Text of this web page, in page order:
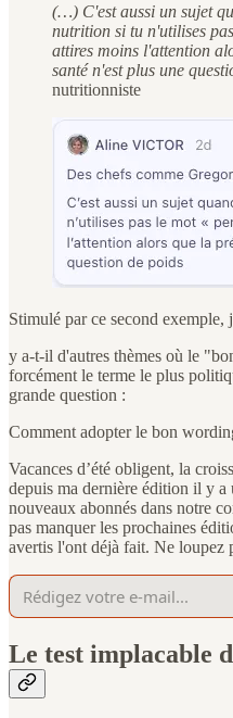
(…) C'est aussi un sujet
nutrition si tu n'utilises
attires moins l'attention
santé n'est plus une
nutritionniste
Stimulé par ce second exemple,
y a-t-il d'autres thèmes où le
forcément le terme le plus
grande question :
Comment adopter le bon
Vacances d’été obligent, la
depuis ma dernière édition il y a
nouveaux abonnés dans notre
pas manquer les prochaines
avertis l'ont déjà fait. Ne loupez
Le test implacable